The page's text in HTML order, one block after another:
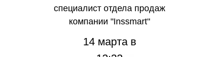
специалист отдела продаж
компании "Inssmart"
14 марта в